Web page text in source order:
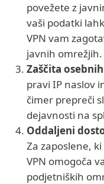
povežete z
vaši podatki
VPN vam
javnih omrežjih.
Zaščita
pravi IP naslov
čimer prepreči
dejavnosti na
Oddaljeni
Za zaposlene,
VPN omogoča
podjetniških